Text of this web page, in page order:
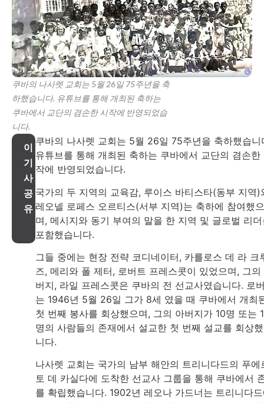
쿠바의 나사렛 교회는 5월 26일 75주년을 축
하했습니다. 유튜브를 통해 개최된 축하는
쿠바에서 교단의 겸손한 시작에 반영되었습
니다.
이
기
사
공
유
쿠바의 나사렛 교회는 5월 26일 75주년을 축하했습니
유튜브를 통해 개최된 축하는 쿠바에서 교단의 겸손한
작에 반영되었습니다.
국가의 두 지역의 교육감, 루이스 바티스타(동부 지역)
레오넬 로페스 오르티스(서부 지역)는 축하에 참여했으
며, 메시지와 동기 부여의 말을 한 지역 및 글로벌 리
포함했습니다.
그들 중에는 현장 전략 코디네이터, 카를로스 데 라 크
즈, 메리와 폴 제터, 로버트 프레스콧이 있었으며, 그의
버지, 라일 프레스콧은 쿠바의 전 선교사였습니다. 로
는 1946년 5월 26일 그가 8세 였을 때 쿠바에서 개최
첫 번째 봉사를 회상했으며, 그의 아버지가 10명 또는
명의 사람들의 존재에서 설교한 첫 번째 설교를 회상
니다.
나사렛 교회는 국가의 남부 해안의 트리니다드의 푸에
토 데 카실다에 도착한 선교사 그룹을 통해 쿠바에서
를 확립했습니다. 1902년 레오나 가드너는 트리니다